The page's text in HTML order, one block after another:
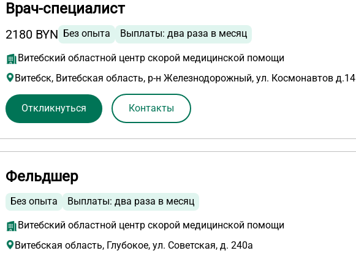
Врач-специалист
2180 BYN Без опыта Выплаты: два раза в месяц
Витебский областной центр скорой медицинской помощи
Витебск, Витебская область, р-н Железнодорожный, ул. Космонавтов д.14
Откликнуться Контакты
Фельдшер
Без опыта Выплаты: два раза в месяц
Витебский областной центр скорой медицинской помощи
Витебская область, Глубокое, ул. Советская, д. 240а